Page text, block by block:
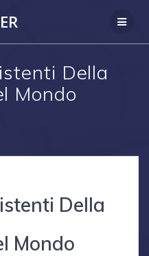
Della
Mondo
Della
Mondo